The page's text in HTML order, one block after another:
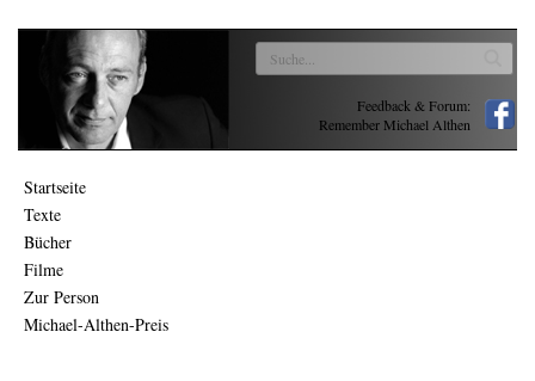
Feedback & Forum:
Remember Michael Althen
Startseite
Texte
Bücher
Filme
Zur Person
Michael-Althen-Preis